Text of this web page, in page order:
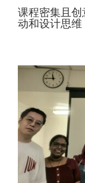
课程密集且
动和设计思